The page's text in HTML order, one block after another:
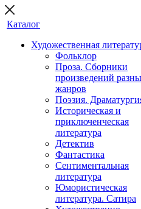
Каталог
Художественная
Фольклор
Проза. Сборники
произведений
жанров
Поэзия.
Историческая и
приключенческая
литература
Детектив
Фантастика
Сентиментальная
литература
Юмористическая
литература. Сатира